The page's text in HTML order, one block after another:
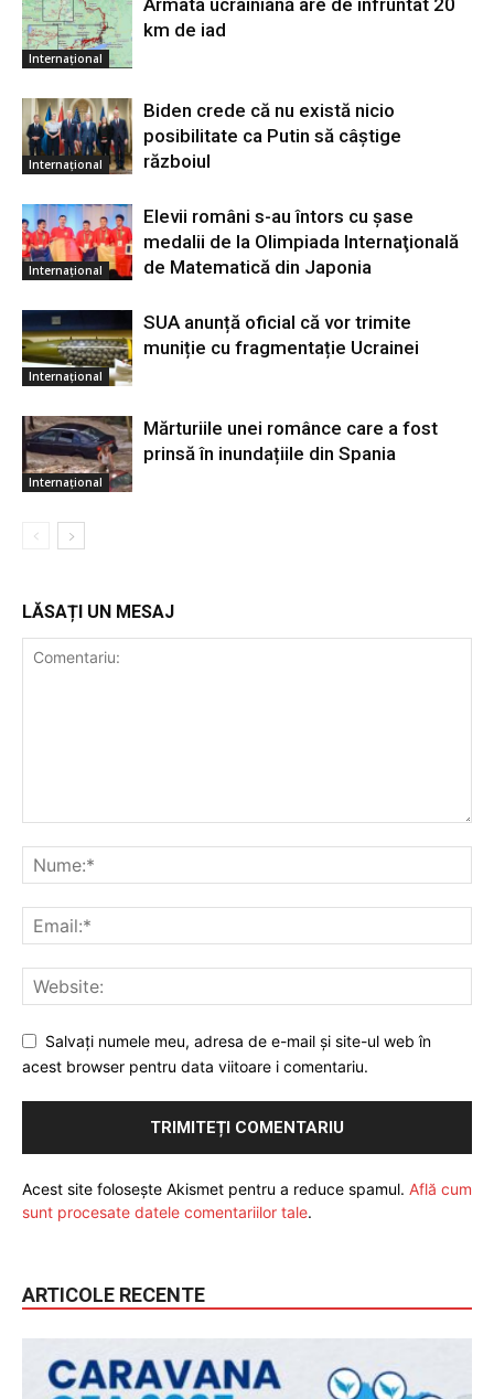
Internațional
km de iad
Internațional
Biden crede că nu există nicio
posibilitate ca Putin să câştige
războiul
Internațional
Elevii români s-au întors cu şase
medalii de la Olimpiada Internaţională
de Matematică din Japonia
Internațional
SUA anunță oficial că vor trimite
muniție cu fragmentație Ucrainei
Internațional
Mărturiile unei românce care a fost
prinsă în inundațiile din Spania
LĂSAȚI UN MESAJ
Salvați numele meu, adresa de e-mail și site-ul web în
acest browser pentru data viitoare i comentariu.
Acest site folosește Akismet pentru a reduce spamul. Află cum
sunt procesate datele comentariilor tale.
ARTICOLE RECENTE